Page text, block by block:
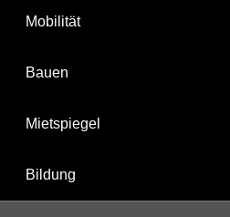
Mobilität
Bauen
Mietspiegel
Bildung